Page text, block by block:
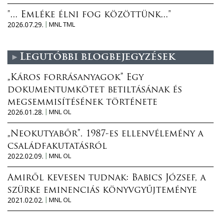
"... Emléke élni fog közöttünk..."
2026.07.29.
MNL TML
Legutóbbi blogbejegyzések
„Káros forrásanyagok” Egy
dokumentumkötet betiltásának és
megsemmisítésének története
2026.01.28.
MNL OL
„Neokutyabőr”. 1987-es ellenvélemény a
családfakutatásról
2022.02.09.
MNL OL
Amiről kevesen tudnak: Babics József, a
szürke eminenciás könyvgyűjteménye
2021.02.02.
MNL OL